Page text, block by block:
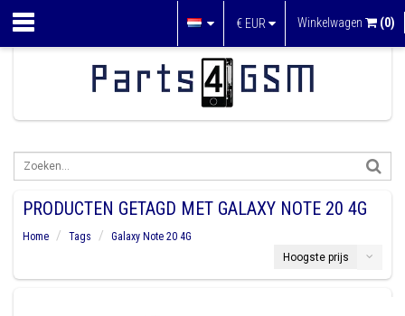
€ EUR Winkelwagen (0)
PRODUCTEN GETAGD MET GALAXY NOTE 20 4G
Home Tags
Galaxy Note 20 4G
Hoogste prijs